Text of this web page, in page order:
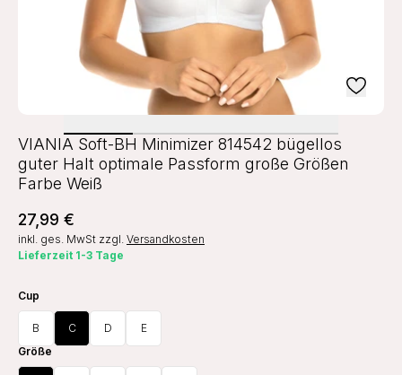
VIANIA Soft-BH Minimizer 814542 bügellos
guter Halt optimale Passform große Größen
Farbe Weiß
27,99 €
inkl. ges. MwSt zzgl. Versandkosten
Lieferzeit 1-3 Tage
Cup
B C D
E
Größe